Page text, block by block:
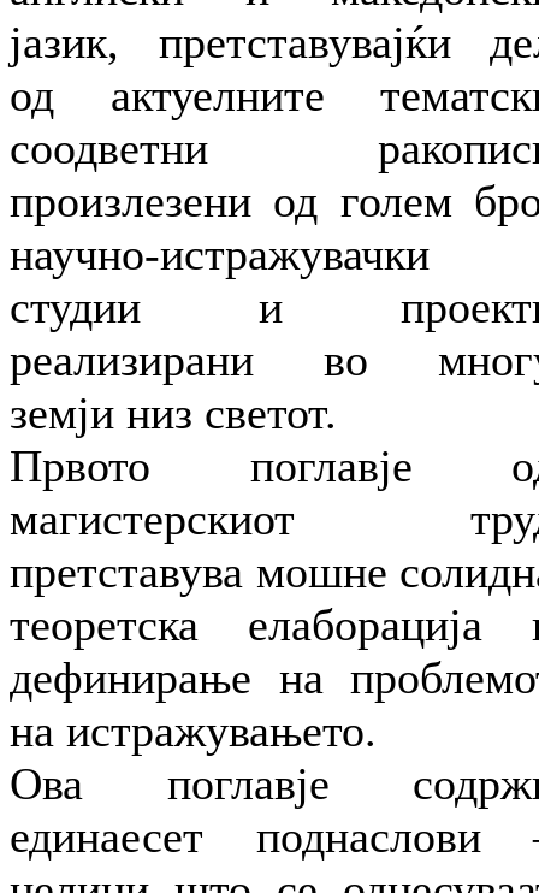
јазик, претставувајќи
од актуелните
соодветни
произлезени од голем
научно-истражувачки
студии и
реализирани во
земји низ светот.
Првото поглавје
магистерскиот
претставува мошне
теоретска елаборација
дефинирање на
на истражувањето.
Ова поглавје
единаесет поднаслови